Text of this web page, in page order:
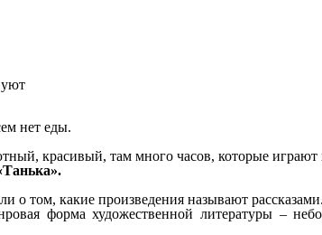
нет еды.
красивый, там много часов, которые играют
о том, какие произведения называют
форма художественной литературы –